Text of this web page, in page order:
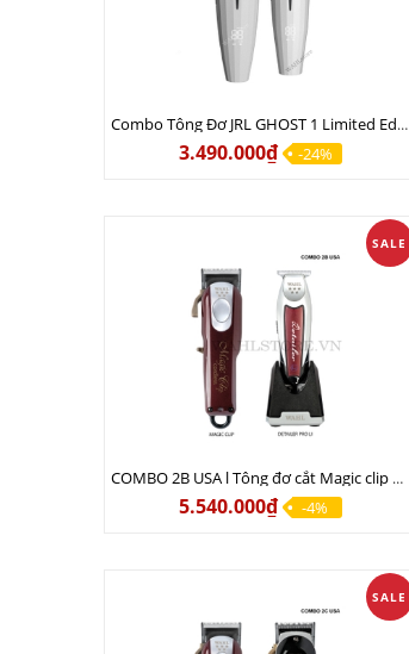
Combo Tông Đơ JRL GHOST 1 Limited Edition Chính Hãng USA
3.490.000₫ -24%
SALE
COMBO 2B USA l Tông đơ cắt Magic clip Red + Tông đơ viền Detailer Pro Li
5.540.000₫ -4%
SALE